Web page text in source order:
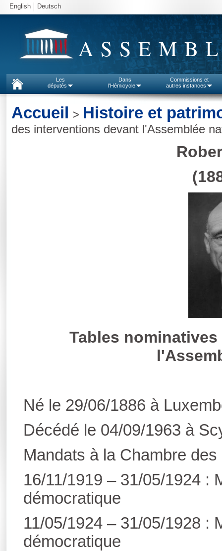
English Deutsch
Les
députés
Dans
l'Hémicycle
Commissions et
autres instances
Accueil > Histoire et
des interventions devant l'Assemblée
Tables
Né le 29/06/1886 à
Décédé le 04/09/1963 à
Mandats à la Chambre
16/11/1919 – 31/05/1924 :
démocratique
11/05/1924 – 31/05/1928 :
démocratique